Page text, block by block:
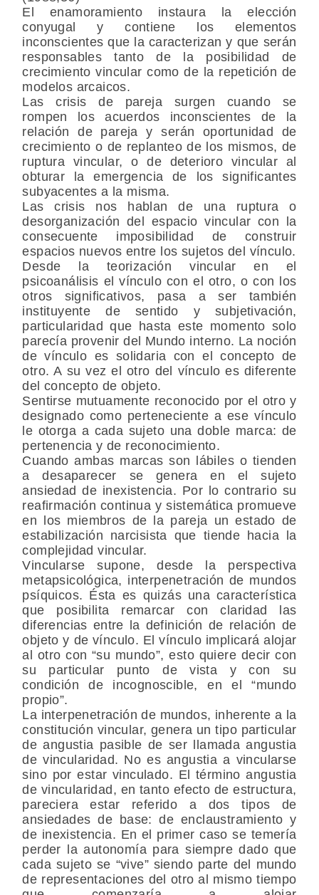
El enamoramiento instaura la elección
conyugal y contiene los elementos
inconscientes que la caracterizan y que serán
responsables tanto de la posibilidad de
crecimiento vincular como de la repetición de
modelos arcaicos.
Las crisis de pareja surgen cuando se
rompen los acuerdos inconscientes de la
relación de pareja y serán oportunidad de
crecimiento o de replanteo de los mismos, de
ruptura vincular, o de deterioro vincular al
obturar la emergencia de los significantes
subyacentes a la misma.
Las crisis nos hablan de una ruptura o
desorganización del espacio vincular con la
consecuente imposibilidad de construir
espacios nuevos entre los sujetos del vínculo.
Desde la teorización vincular en el
psicoanálisis el vínculo con el otro, o con los
otros significativos, pasa a ser también
instituyente de sentido y subjetivación,
particularidad que hasta este momento solo
parecía provenir del Mundo interno. La noción
de vínculo es solidaria con el concepto de
otro. A su vez el otro del vínculo es diferente
del concepto de objeto.
Sentirse mutuamente reconocido por el otro y
designado como perteneciente a ese vínculo
le otorga a cada sujeto una doble marca: de
pertenencia y de reconocimiento.
Cuando ambas marcas son lábiles o tienden
a desaparecer se genera en el sujeto
ansiedad de inexistencia. Por lo contrario su
reafirmación continua y sistemática promueve
en los miembros de la pareja un estado de
estabilización narcisista que tiende hacia la
complejidad vincular.
Vincularse supone, desde la perspectiva
metapsicológica, interpenetración de mundos
psíquicos. Ésta es quizás una característica
que posibilita remarcar con claridad las
diferencias entre la definición de relación de
objeto y de vínculo. El vínculo implicará alojar
al otro con “su mundo”, esto quiere decir con
su particular punto de vista y con su
condición de incognoscible, en el “mundo
propio”.
La interpenetración de mundos, inherente a la
constitución vincular, genera un tipo particular
de angustia pasible de ser llamada angustia
de vincularidad. No es angustia a vincularse
sino por estar vinculado. El término angustia
de vincularidad, en tanto efecto de estructura,
pareciera estar referido a dos tipos de
ansiedades de base: de enclaustramiento y
de inexistencia. En el primer caso se temería
perder la autonomía para siempre dado que
cada sujeto se “vive” siendo parte del mundo
de representaciones del otro al mismo tiempo